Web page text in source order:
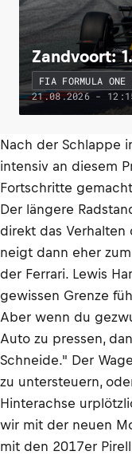
Zandvoort:
FIA FORMULA ONE
21.08.2026 -
Nach der Schlappe
intensiv an diesem
Fortschritte
Der längere
direkt das Verhalten
neigt dann eher
der Ferrari. Lewis
gewissen Grenze
Aber wenn du
Auto zu pressen,
Schneide." Der
zu untersteuern,
Hinterachse
wir mit der neuen
mit den 2017er